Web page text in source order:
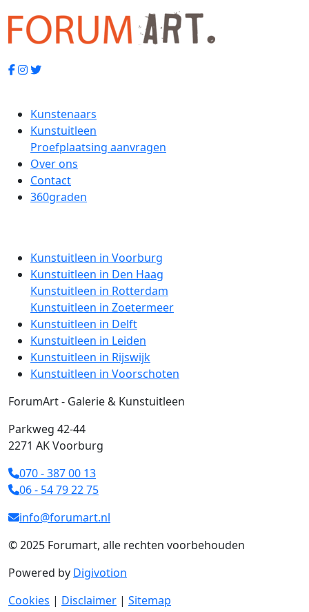
Kunstenaars
Kunstuitleen
Proefplaatsing aanvragen
Over ons
Contact
360graden
Kunstuitleen in Voorburg
Kunstuitleen in Den Haag
Kunstuitleen in Rotterdam
Kunstuitleen in Zoetermeer
Kunstuitleen in Delft
Kunstuitleen in Leiden
Kunstuitleen in Rijswijk
Kunstuitleen in Voorschoten
ForumArt - Galerie & Kunstuitleen
Parkweg 42-44
2271 AK Voorburg
070 - 387 00 13
06 - 54 79 22 75
info@forumart.nl
© 2025 Forumart, alle rechten voorbehouden
Powered by Digivotion
Cookies | Disclaimer | Sitemap